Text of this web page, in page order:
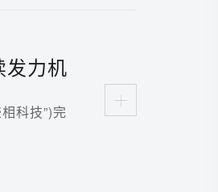
发力机
科技”)完